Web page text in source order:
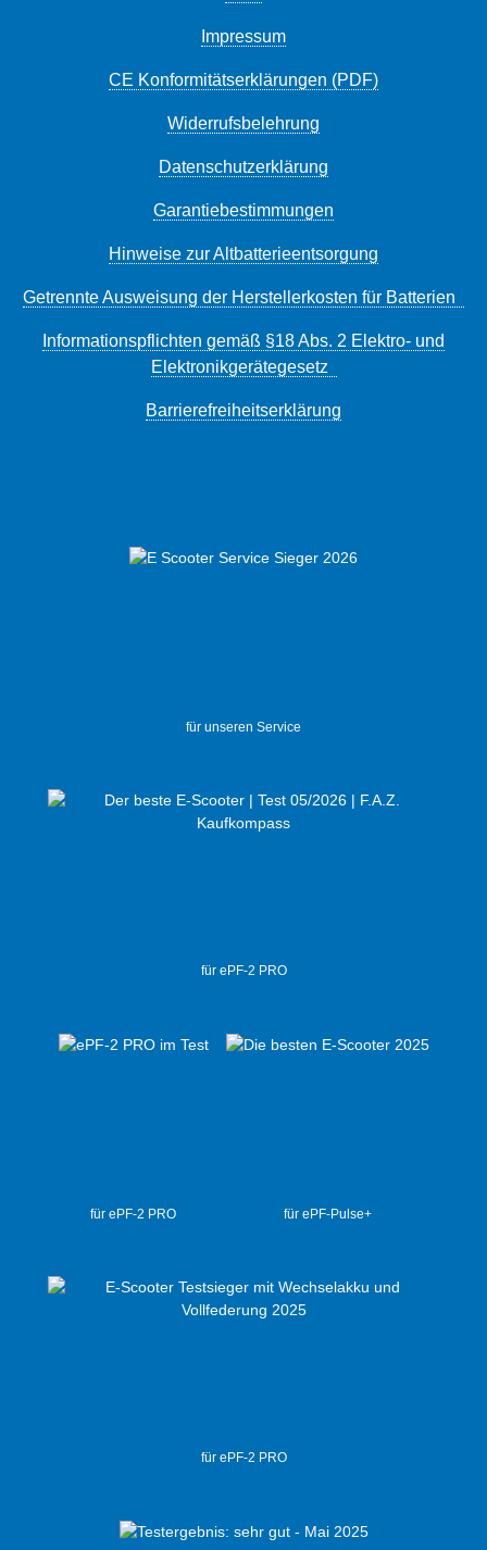
Impressum
CE Konformitätserklärungen (PDF)
Widerrufsbelehrung
Datenschutzerklärung
Garantiebestimmungen
Hinweise zur Altbatterieentsorgung
Getrennte Ausweisung der Herstellerkosten für Batterien
Informationspflichten gemäß §18 Abs. 2 Elektro- und
Elektronikgerätegesetz
Barrierefreiheitserklärung
für unseren Service
für ePF-2 PRO
für ePF-2 PRO für ePF-Pulse+
für ePF-2 PRO